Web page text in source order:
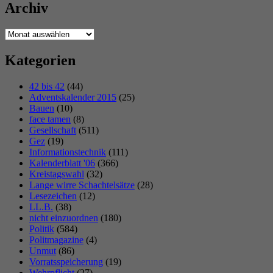
Archiv
Archiv
Kategorien
42 bis 42 (44)
Adventskalender 2015 (25)
Bauen (10)
face tamen (8)
Gesellschaft (511)
Gez (19)
Informationstechnik (111)
Kalenderblatt '06 (366)
Kreistagswahl (32)
Lange wirre Schachtelsätze (28)
Lesezeichen (12)
LL.B. (38)
nicht einzuordnen (180)
Politik (584)
Politmagazine (4)
Unmut (86)
Vorratsspeicherung (19)